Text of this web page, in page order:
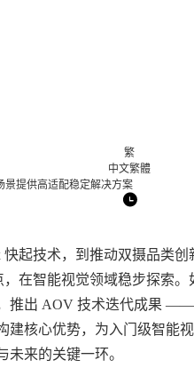
繁
中文繁體
景提供高适配稳定解决方案
快起技术，到推动双摄品类
在智能视觉领域稳步探索
推出 AOV 技术迭代成果 ——
建核心优势，为入门级智能
未来的关键一环。